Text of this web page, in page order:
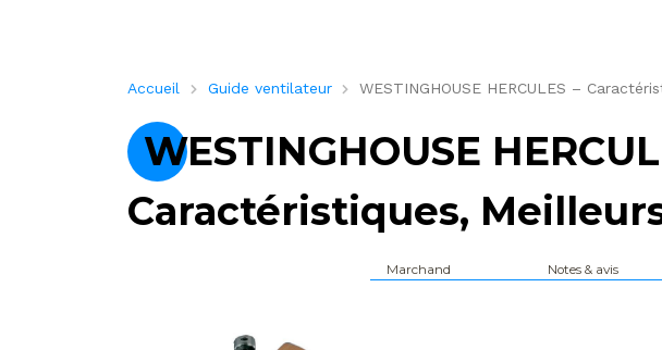
Accueil Guide ventilateur WESTINGHOUSE HERCULES –
WESTINGHOUSE
Caractéristiques,
Marchand Notes & avis